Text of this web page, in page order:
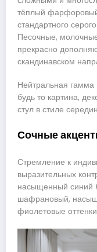
тёплый
стандартного
Песочные,
прекрасно
скандинавском
Нейтральная гамма
будь то картина,
стул в стиле
Сочные
Стремление к
выразительных
насыщенный синий
шафрановый,
фиолетовые